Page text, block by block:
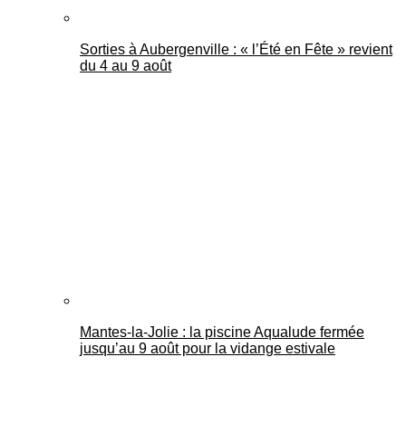
Sorties à Aubergenville : « l’Été en Fête » revient
du 4 au 9 août
Mantes-la-Jolie : la piscine Aqualude fermée
jusqu’au 9 août pour la vidange estivale